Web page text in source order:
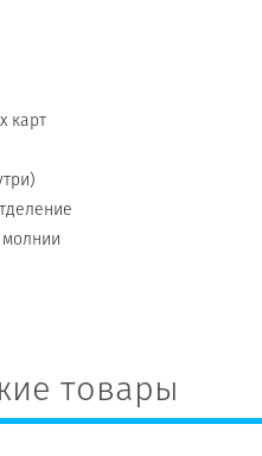
карт
товары